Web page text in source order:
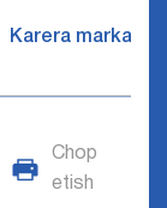
Karera markazi
Chop
etish